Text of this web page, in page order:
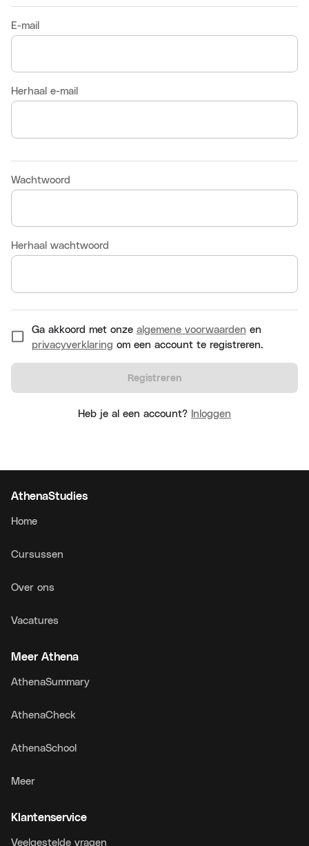
E-mail
Herhaal e-mail
Wachtwoord
Herhaal wachtwoord
Ga akkoord met onze algemene voorwaarden en
privacyverklaring om een account te registreren.
Registreren
Heb je al een account? Inloggen
AthenaStudies
Home
Cursussen
Over ons
Vacatures
Meer Athena
AthenaSummary
AthenaCheck
AthenaSchool
Meer
Klantenservice
Veelgestelde vragen